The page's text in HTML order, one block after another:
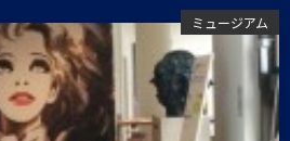
ミュージアム